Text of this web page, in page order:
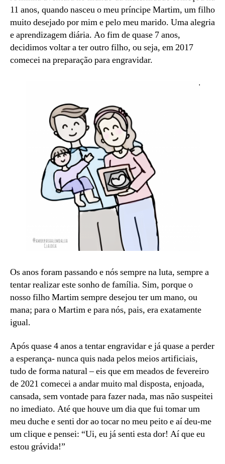
2
1
11 anos, quando nasceu o meu príncipe Martim, um filho
muito desejado por mim e pelo meu marido. Uma alegria
e aprendizagem diária. Ao fim de quase 7 anos,
decidimos voltar a ter outro filho, ou seja, em 2017
comecei na preparação para engravidar.
Os anos foram passando e nós sempre na luta, sempre a
tentar realizar este sonho de família. Sim, porque o
nosso filho Martim sempre desejou ter um mano, ou
mana; para o Martim e para nós, pais, era exatamente
igual.
Após quase 4 anos a tentar engravidar e já quase a perder
a esperança- nunca quis nada pelos meios artificiais,
tudo de forma natural – eis que em meados de fevereiro
de 2021 comecei a andar muito mal disposta, enjoada,
cansada, sem vontade para fazer nada, mas não suspeitei
no imediato. Até que houve um dia que fui tomar um
meu duche e senti dor ao tocar no meu peito e aí deu-me
um clique e pensei: “Ui, eu já senti esta dor! Aí que eu
estou grávida!”